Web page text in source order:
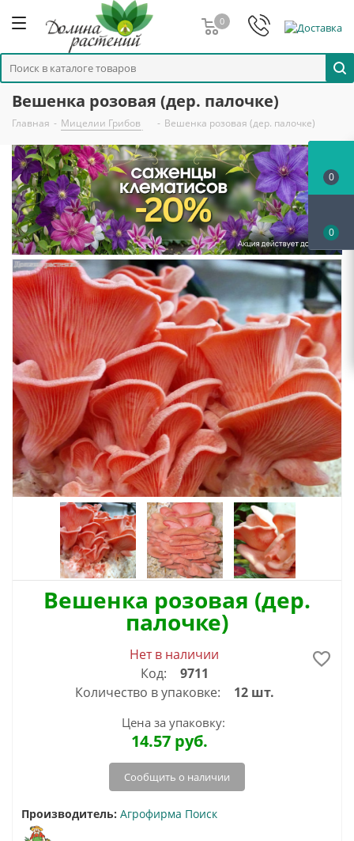
0
Вешенка розовая (дер. палочке)
Главная - Мицелии Грибов - Вешенка розовая (дер. палочке)
Вешенка розовая (дер.
палочке)
Нет в наличии
Код:
9711
Количество в упаковке:
12 шт.
Цена за упаковку:
14.57руб.
Сообщить о наличии
Производитель: Агрофирма Поиск
0
0